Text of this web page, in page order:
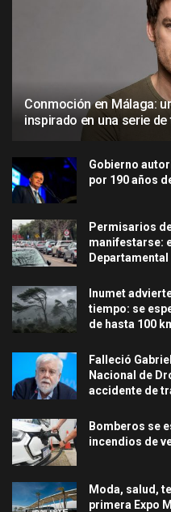
Conmoción en Málaga:
inspirado en una serie
Gobierno
por 190 años
Permisarios
manifestarse:
Departamental
Inumet
tiempo: se
de hasta 100
Falleció
Nacional de
accidente de
Bomberos se
incendios de
Moda, salud,
primera Expo